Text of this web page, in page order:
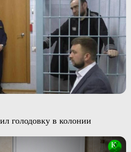
голодовку в колонии